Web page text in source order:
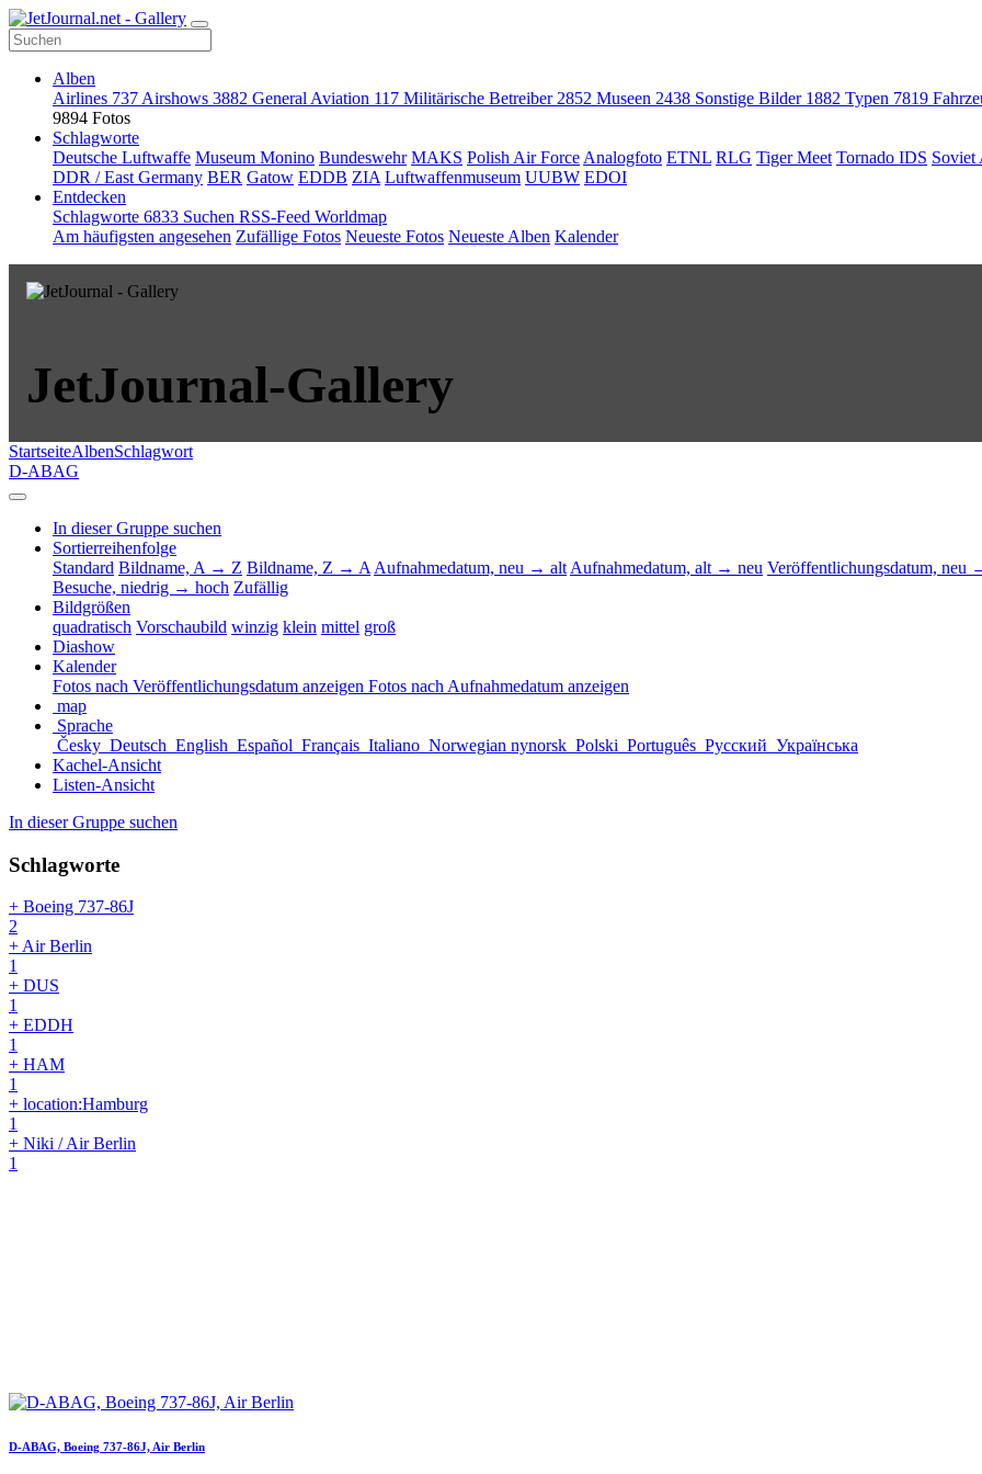
Alben
Airlines 737 Airshows 3882 General Aviation 117 Militärische Betreiber 2852 Museen 2438 Sonstige Bilder 1882 Typen 7819
9894 Fotos
Schlagworte
Deutsche Luftwaffe Museum Monino Bundeswehr MAKS Polish Air Force Analogfoto ETNL RLG Tiger Meet Tornado IDS Soviet
DDR / East Germany BER Gatow EDDB ZIA Luftwaffenmuseum UUBW EDOI
Entdecken
Schlagworte 6833 Suchen RSS-Feed Worldmap
Am häufigsten angesehen Zufällige Fotos Neueste Fotos Neueste Alben Kalender
JetJournal-Gallery
StartseiteAlbenSchlagwort
D-ABAG
In dieser Gruppe suchen
Sortierreihenfolge
Standard Bildname, A → Z Bildname, Z → A Aufnahmedatum, neu → alt Aufnahmedatum, alt → neu Veröffentlichungsdatum, neu
Besuche, niedrig → hoch Zufällig
Bildgrößen
quadratisch Vorschaubild winzig klein mittel groß
Diashow
Kalender
Fotos nach Veröffentlichungsdatum anzeigen Fotos nach Aufnahmedatum anzeigen
map
Sprache
Česky Deutsch English Español Français Italiano Norwegian nynorsk Polski Português Русский Українська
Kachel-Ansicht
Listen-Ansicht
In dieser Gruppe suchen
Schlagworte
+ Boeing 737-86J
2
+ Air Berlin
1
+ DUS
1
+ EDDH
1
+ HAM
1
+ location:Hamburg
1
+ Niki / Air Berlin
1
D-ABAG, Boeing 737-86J, Air Berlin